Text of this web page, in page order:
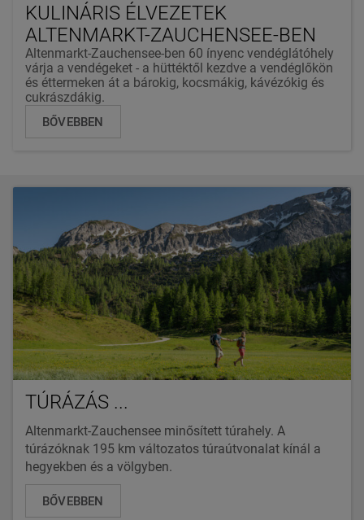
KULINÁRIS ÉLVEZETEK
ALTENMARKT-ZAUCHENSEE-BEN
Altenmarkt-Zauchensee-ben 60 ínyenc vendéglátóhely
várja a vendégeket - a hüttéktől kezdve a vendéglőkön
és éttermeken át a bárokig, kocsmákig, kávézókig és
cukrászdákig.
BŐVEBBEN
TÚRÁZÁS ...
Altenmarkt-Zauchensee minősített túrahely. A
túrázóknak 195 km változatos túraútvonalat kínál a
hegyekben és a völgyben.
BŐVEBBEN